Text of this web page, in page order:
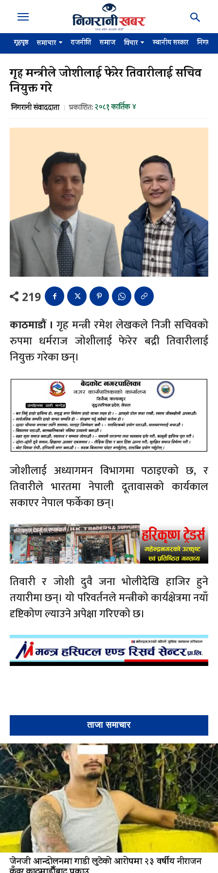
गृहपृष्ठ समाचार राजनीति समाज विचार स्थानीय सरकार
गृह मन्त्रीले जोशीलाई फेरेर तिवारीलाई सचिव
नियुक्त गरे
निगरानी संवाददाता प्रकाशित:२०८१ कार्तिक ४
219
काठमाडौं । गृह मन्त्री रमेश लेखकले निजी सचिवको
रुपमा धर्मराज जोशीलाई फेरेर बद्री तिवारीलाई
नियुक्त गरेका छन्।
जोशीलाई अध्यागमन विभागमा पठाइएको छ, र
तिवारीले भारतमा नेपाली दूतावासको कार्यकाल
सकाएर नेपाल फर्केका छन्।
तिवारी र जोशी दुवै जना भोलीदेखि हाजिर हुने
तयारीमा छन्। यो परिवर्तनले मन्त्रीको कार्यक्षेत्रमा नयाँ
दृष्टिकोण ल्याउने अपेक्षा गरिएको छ।
ताजा समाचार
जेनजी आन्दोलनमा गाडी लुटेको आरोपमा २३ वर्षीय नीराजन